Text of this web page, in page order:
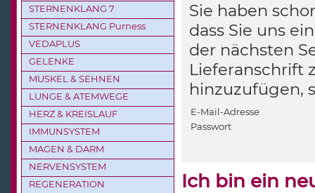
Sie haben
dass Sie uns
der nächsten
Lieferanschrift
hinzuzufügen,
E-Mail-Adresse
Passwort
Ich bin ein
STERNENKLANG 7
STERNENKLANG Purness
VEDAPLUS
GELENKE
MUSKEL & SEHNEN
LUNGE & ATEMWEGE
HERZ & KREISLAUF
IMMUNSYSTEM
MAGEN & DARM
NERVENSYSTEM
REGENERATION